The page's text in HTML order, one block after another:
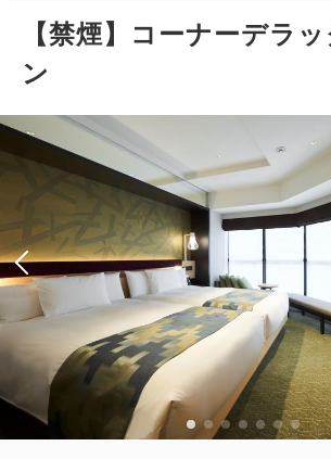
【禁煙】コーナーデラ
ン